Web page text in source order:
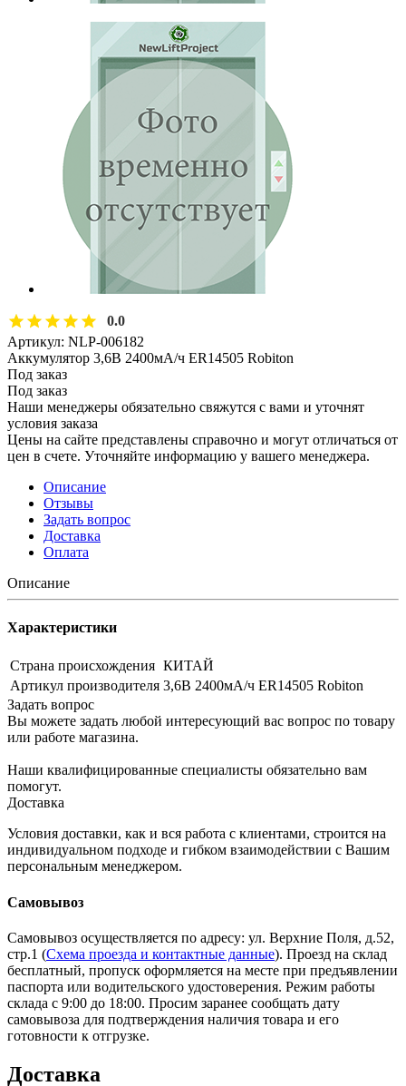
0.0
Артикул: NLP-006182
Аккумулятор 3,6В 2400мА/ч ER14505 Robiton
Под заказ
Под заказ
Наши менеджеры обязательно свяжутся с вами и уточнят
условия заказа
Цены на сайте представлены справочно и могут отличаться от
цен в счете. Уточняйте информацию у вашего менеджера.
Описание
Отзывы
Задать вопрос
Доставка
Оплата
Описание
Характеристики
Страна происхождения КИТАЙ
Артикул производителя 3,6В 2400мА/ч ER14505 Robiton
Задать вопрос
Вы можете задать любой интересующий вас вопрос по товару
или работе магазина.
Наши квалифицированные специалисты обязательно вам
помогут.
Доставка
Условия доставки, как и вся работа с клиентами, строится на
индивидуальном подходе и гибком взаимодействии с Вашим
персональным менеджером.
Самовывоз
Самовывоз осуществляется по адресу: ул. Верхние Поля, д.52,
стр.1 (Схема проезда и контактные данные). Проезд на склад
бесплатный, пропуск оформляется на месте при предъявлении
паспорта или водительского удостоверения. Режим работы
склада с 9:00 до 18:00. Просим заранее сообщать дату
самовывоза для подтверждения наличия товара и его
готовности к отгрузке.
Доставка